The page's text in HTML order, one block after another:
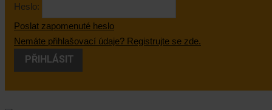
Heslo:
Poslat zapomenuté heslo
Nemáte přihlašovací údaje? Registrujte se zde.